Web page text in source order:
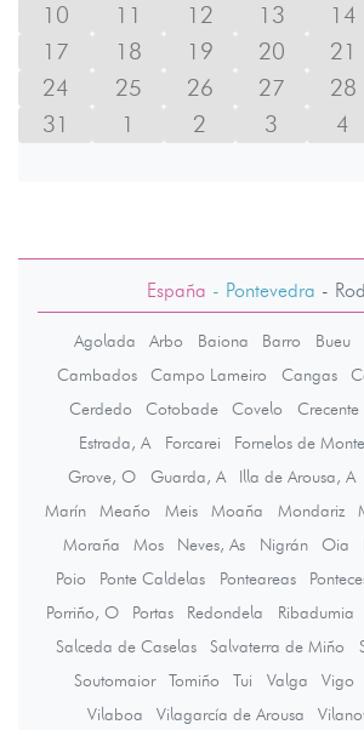
10
11 12 13 14
17
18 19 20 21
24
25 26 27 28
31
1 2 3 4
España - Pontevedra -
Agolada Arbo Baiona Barro Bueu
Cambados
Campo Lameiro Cangas
Cerdedo
Cotobade Covelo Crecente
Estrada, A
Forcarei Fornelos de
Grove, O
Guarda, A Illa de Arousa, A
Marín
Meaño Meis Moaña Mondariz
Moraña
Mos Neves, As Nigrán Oia
Poio
Ponte Caldelas Ponteareas
Porriño, O
Portas Redondela Ribadumia
Salceda de Caselas
Salvaterra de Miño
Soutomaior
Tomiño Tui Valga Vigo
Vilaboa
Vilagarcía de Arousa